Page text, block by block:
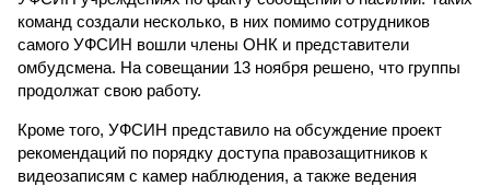
команд создали несколько, в них помимо сотрудников
самого УФСИН вошли члены ОНК и представители
омбудсмена. На совещании 13 ноября решено, что группы
продолжат свою работу.
Кроме того, УФСИН представило на обсуждение проект
рекомендаций по порядку доступа правозащитников к
видеозаписям с камер наблюдения, а также ведения